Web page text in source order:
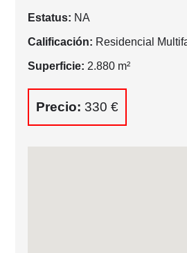
Estatus: NA
Calificación: Residencial
Superficie: 2.880 m²
Precio: 330 €